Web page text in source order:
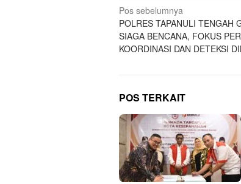
Navigasi
pos
Pos sebelumnya
POLRES TAPANULI TENGAH
SIAGA BENCANA, FOKUS
KOORDINASI DAN DETEKSI
POS TERKAIT